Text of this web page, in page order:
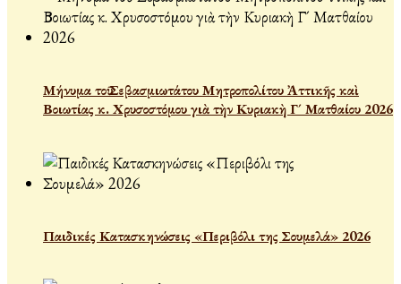
Μήνυμα τοῦ Σεβασμιωτάτου Μητροπολίτου Ἀττικῆς καὶ
Βοιωτίας κ. Χρυσοστόμου γιὰ τὴν Κυριακὴ Γ´ Ματθαίου 2026
Παιδικές Κατασκηνώσεις «Περιβόλι της Σουμελά» 2026